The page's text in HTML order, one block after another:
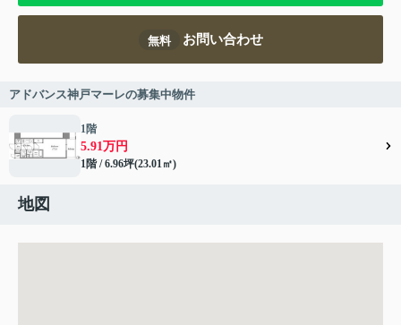
無料 お問い合わせ
アドバンス神戸マーレの募集中物件
1階
5.91万円
1階 / 6.96坪(23.01㎡)
地図